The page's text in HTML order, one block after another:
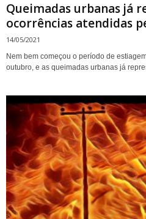
Queimadas urbanas já
ocorrências atendidas
14/05/2021
Nem bem começou o período de
outubro, e as queimadas urbanas já